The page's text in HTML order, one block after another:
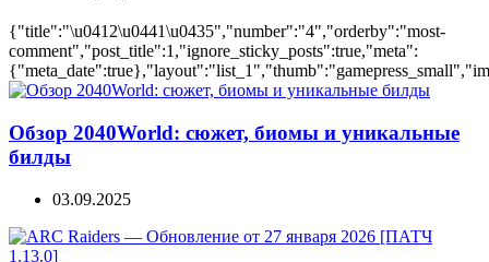
{"title":"\u0412\u0441\u0435","number":"4","orderby":"most-
comment","post_title":1,"ignore_sticky_posts":true,"meta":
Обзор 2040World: сюжет, биомы и уникальные
билды
03.09.2025